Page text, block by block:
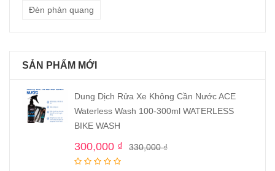
Đèn phản quang
SẢN PHẨM MỚI
Dung Dịch Rửa Xe Không Cần Nước ACE
Waterless Wash 100-300ml WATERLESS
BIKE WASH
330,000₫
300,000 ₫